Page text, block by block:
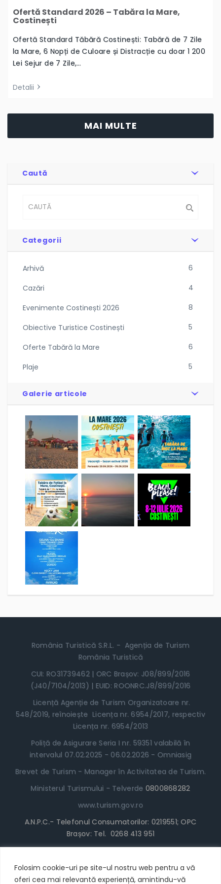
Folosim cookie-uri pe site-ul nostru web pentru a vă
oferi cea mai relevantă experiență, amintindu-vă
Ofertă Standard 2026 – Tabăra la Mare,
Costinești
Ofertă Standard Tăbără Costinești: Tabără de 7 Zile
la Mare, 6 Nopți de Culoare și Distracție cu doar 1 200
Lei Sejur de 7 Zile,…
Detalii
MAI MULTE
Caută
Categorii
Arhivă 6
Cazări 4
Evenimente Costinești 2026 8
Obiective Turistice Costinești 5
Oferte Tabără la Mare 6
Plaje 5
Galerie articole
România Turistică S.R.L. - Agenția de Turism
România Turistică
CUI: RO31739462 | ORC Brașov: J08/899/2016
(J40/7104/2013) | EUID: ROONRC.J8/899/2016
Licență Agenție de Turism Organizatoare nr.
548/2019, reînoiește Licența nr. 6954/2017, respectiv
Licența nr. 6954/2013
Poliță de Asigurare Seria I nr. 59351 valabilă în
intervalul 07.02.2025 - 06.02.2026 - Omniasig
Brevet de Turism - Manager în Activitatea de Turism.
Ministerul Turismului - Telverde 0800868282
www.turism.gov.ro
A.N.P.C.- Telefonul Consumatorilor: 0219551; OPC
Brașov: Tel. 0268 413 951
www.anpc.gov.ro
Termeni și Condiții